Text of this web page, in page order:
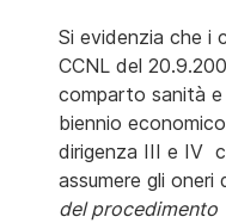
Si evidenzia che i
CCNL del
comparto sanità
biennio
dirigenza III e IV
assumere gli oneri
del